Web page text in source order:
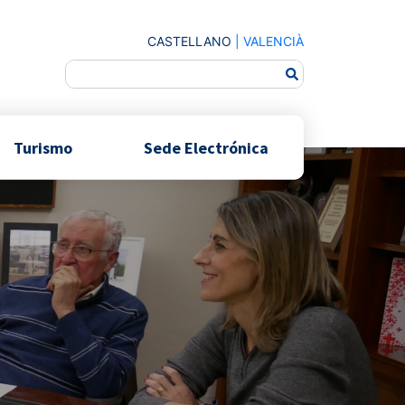
CASTELLANO VALENCIÀ
Turismo Sede Electrónica